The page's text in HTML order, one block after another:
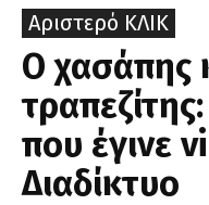
Αριστερό ΚΛΙΚ
Ο χασάπης
που έγινε
Διαδίκτυο